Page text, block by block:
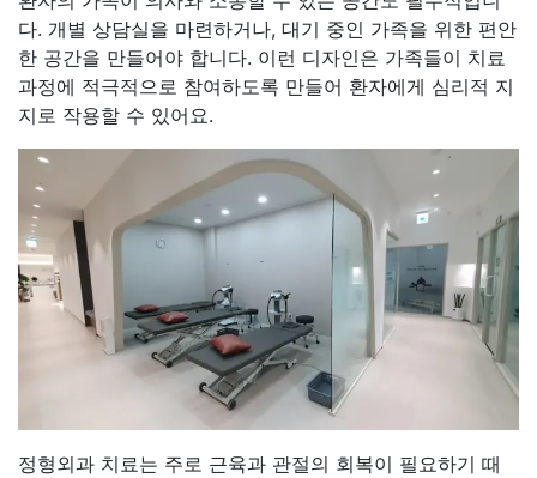
다. 개별 상담실을 마련하거나, 대기 중인 가족을 위한 편안
한 공간을 만들어야 합니다. 이런 디자인은 가족들이 치료
과정에 적극적으로 참여하도록 만들어 환자에게 심리적 지
지로 작용할 수 있어요.
정형외과 치료는 주로 근육과 관절의 회복이 필요하기 때